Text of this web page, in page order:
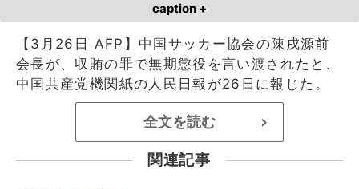
caption +
【3月26日 AFP】中国サッカー協会の陳戌源前
会長が、収賄の罪で無期懲役を言い渡されたと、
中国共産党機関紙の人民日報が26日に報じた。
全文を読む >
関連記事